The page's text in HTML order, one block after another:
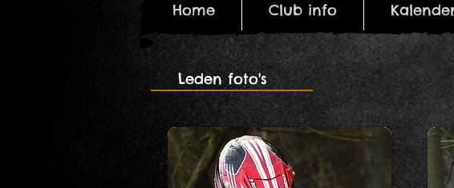
Home Club info
Home Club info
Leden foto's